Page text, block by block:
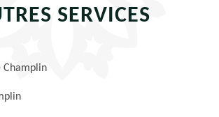
SERVICES
Champlin